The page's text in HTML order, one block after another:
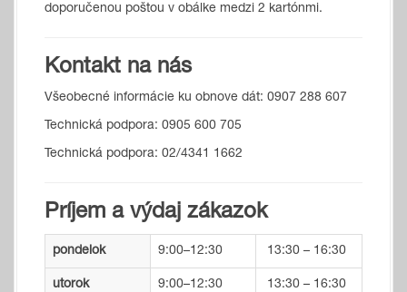
doporučenou poštou v obálke medzi 2 kartónmi.
Kontakt na nás
Všeobecné informácie ku obnove dát: 0907 288 607
Technická podpora: 0905 600 705
Technická podpora: 02/4341 1662
Príjem a výdaj zákazok
pondelok 9:00–12:30 13:30 – 16:30
utorok 9:00–12:30 13:30 – 16:30